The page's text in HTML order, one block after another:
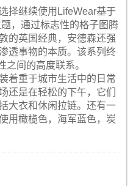
择继续使用LifeWear基于
，通过标志性的格子图腾
的英国经典，安德森还强
透事物的本质。该系列终
之间的高度联系。
着重于城市生活中的日常
还是在轻松的下午，它们
大衣和休闲拉链。还有一
用橄榄色，海军蓝色，炭